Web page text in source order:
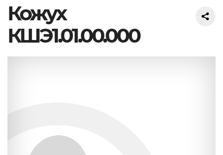
Кожух
КШЭ1.01.00.000